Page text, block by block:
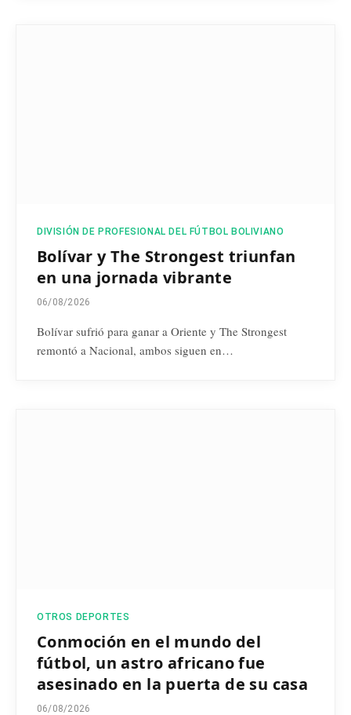
DIVISIÓN DE PROFESIONAL DEL FÚTBOL BOLIVIANO
Bolívar y The Strongest triunfan
en una jornada vibrante
06/08/2026
Bolívar sufrió para ganar a Oriente y The Strongest
remontó a Nacional, ambos siguen en…
OTROS DEPORTES
Conmoción en el mundo del
fútbol, un astro africano fue
asesinado en la puerta de su casa
06/08/2026